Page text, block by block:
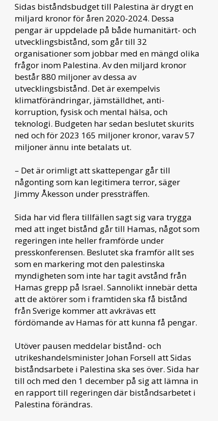
Sidas biståndsbudget till Palestina är drygt en
miljard kronor för åren 2020-2024. Dessa
pengar är uppdelade på både humanitärt- och
utvecklingsbistånd, som går till 32
organisationer som jobbar med en mängd olika
frågor inom Palestina. Av den miljard kronor
består 880 miljoner av dessa av
utvecklingsbistånd. Det är exempelvis
klimatförändringar, jämställdhet, anti-
korruption, fysisk och mental hälsa, och
teknologi. Budgeten har sedan beslutet skurits
ned och för 2023 165 miljoner kronor, varav 57
miljoner ännu inte betalats ut.
– Det är orimligt att skattepengar går till
någonting som kan legitimera terror, säger
Jimmy Åkesson under pressträffen.
Sida har vid flera tillfällen sagt sig vara trygga
med att inget bistånd går till Hamas, något som
regeringen inte heller framförde under
presskonferensen. Beslutet ska framför allt ses
som en markering mot den palestinska
myndigheten som inte har tagit avstånd från
Hamas grepp på Israel. Sannolikt innebär detta
att de aktörer som i framtiden ska få bistånd
från Sverige kommer att avkrävas ett
fördömande av Hamas för att kunna få pengar.
Utöver pausen meddelar bistånd- och
utrikeshandelsminister Johan Forsell att Sidas
biståndsarbete i Palestina ska ses över. Sida har
till och med den 1 december på sig att lämna in
en rapport till regeringen där biståndsarbetet i
Palestina förändras.